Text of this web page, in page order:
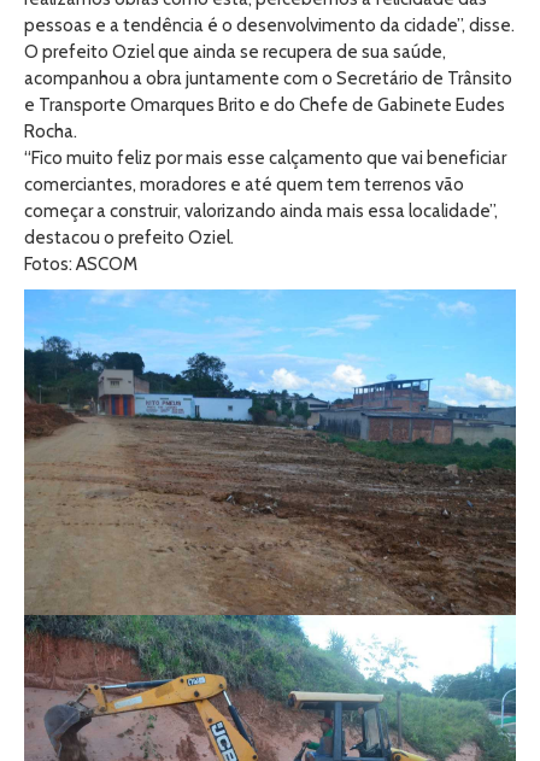
pessoas e a tendência é o desenvolvimento da cidade”, disse.
O prefeito Oziel que ainda se recupera de sua saúde,
acompanhou a obra juntamente com o Secretário de Trânsito
e Transporte Omarques Brito e do Chefe de Gabinete Eudes
Rocha.
“Fico muito feliz por mais esse calçamento que vai beneficiar
comerciantes, moradores e até quem tem terrenos vão
começar a construir, valorizando ainda mais essa localidade”,
destacou o prefeito Oziel.
Fotos: ASCOM